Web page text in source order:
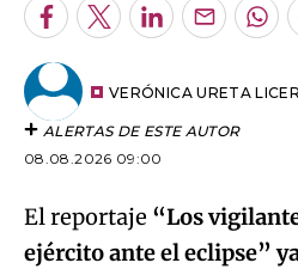
Facebook
TwitterLinkedInEnviar
VERÓNICA URETA
ALERTAS DE ESTE AUTOR
08.08.2026 09:00
El reportaje “Los
ejército ante el eclipse”